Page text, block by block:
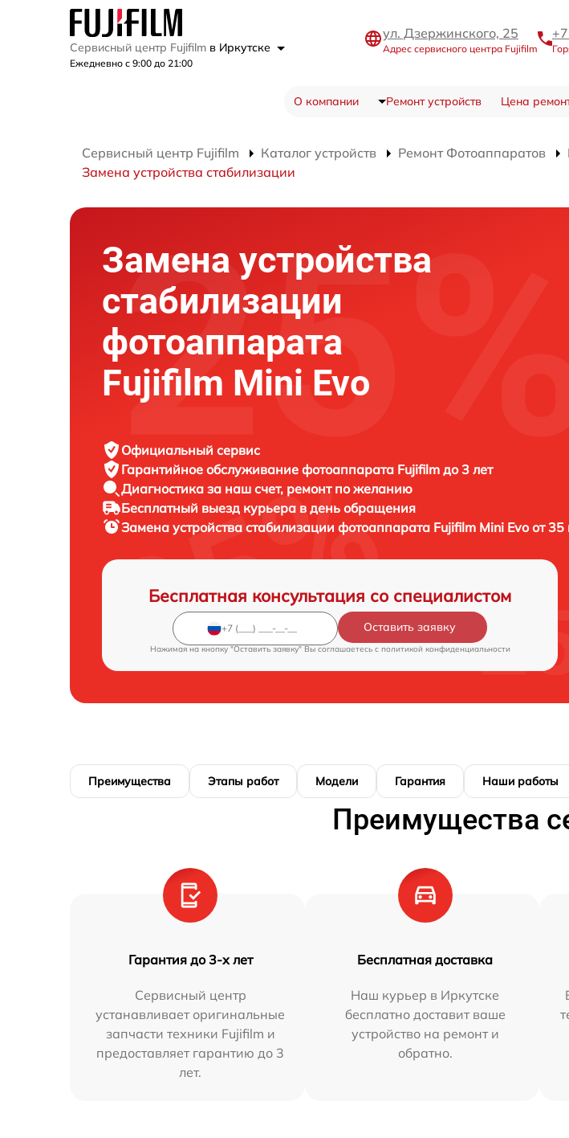
Сервисный центр Fujifilm в Иркутске
Ежедневно с 9:00 до 21:00
ул. Дзержинского, 25
Адрес сервисного центра Fujifilm
О компании Ремонт устройств Цена
Сервисный центр Fujifilm Каталог устройств Ремонт Фотоаппаратов
Замена устройства стабилизации
Замена устройства
стабилизации
фотоаппарата
Fujifilm Mini Evo
Официальный сервис
Гарантийное обслуживание фотоаппарата Fujifilm до 3 лет
Диагностика за наш счет, ремонт по желанию
Бесплатный выезд курьера в день обращения
Замена устройства стабилизации фотоаппарата Fujifilm Mini Evo от 35
Бесплатная консультация со специалистом
Оставить заявку
Нажимая на кнопку "Оставить заявку" Вы соглашаетесь c политикой конфиденциальности
Преимущества Этапы работ Модели Гарантия Наши работы
Преимущества
Гарантия до 3-х лет
Сервисный центр
устанавливает оригинальные
запчасти техники Fujifilm и
предоставляет гарантию до 3
лет.
Бесплатная доставка
Наш курьер в Иркутске
бесплатно доставит ваше
устройство на ремонт и
обратно.